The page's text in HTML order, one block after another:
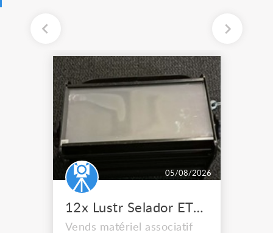
05/08/2026
12x Lustr Selador ETC Led 7x colors filtres
Vends matériel associatif